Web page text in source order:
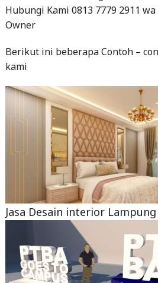
Hubungi Kami 0813 7779 2911
Owner
Berikut ini beberapa Contoh –
kami
Jasa Desain interior Lampung